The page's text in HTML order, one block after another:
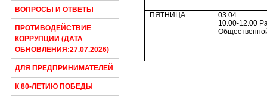
ВОПРОСЫ И ОТВЕТЫ
ПРОТИВОДЕЙСТВИЕ
КОРРУПЦИИ (ДАТА
ОБНОВЛЕНИЯ:27.07.2026)
ДЛЯ ПРЕДПРИНИМАТЕЛЕЙ
К 80-ЛЕТИЮ ПОБЕДЫ
ПЯТНИЦА
03.04
10.00-12.00